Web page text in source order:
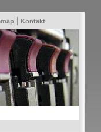
| Kontakt